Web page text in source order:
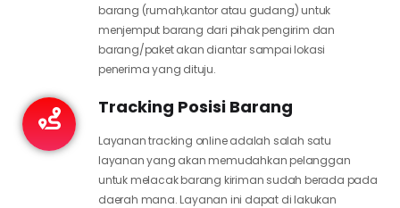
barang (rumah,kantor atau gudang) untuk
menjemput barang dari pihak pengirim dan
barang/paket akan diantar sampai lokasi
penerima yang dituju.
Tracking Posisi Barang
Layanan tracking online adalah salah satu
layanan yang akan memudahkan pelanggan
untuk melacak barang kiriman sudah berada pada
daerah mana. Layanan ini dapat di lakukan